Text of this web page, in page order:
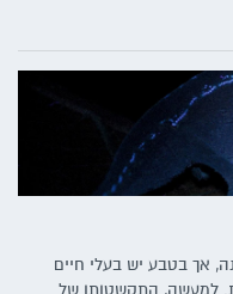
אך בטבע יש בעלי חיים